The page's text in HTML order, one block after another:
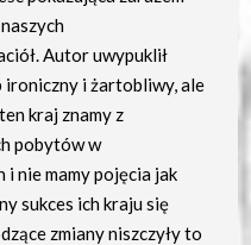
Autor uwypuklił
ironiczny i żartobliwy, ale
kraj znamy z
pobytów w
nie mamy pojęcia jak
sukces ich kraju się
zmiany niszczyły to